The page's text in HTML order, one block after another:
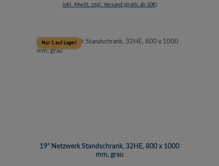
inkl. MwSt. zzgl. Versand (gratis ab 50€)
Nur 1 auf Lager!
19" Netzwerk Standschrank, 32HE, 800 x 1000
mm, grau